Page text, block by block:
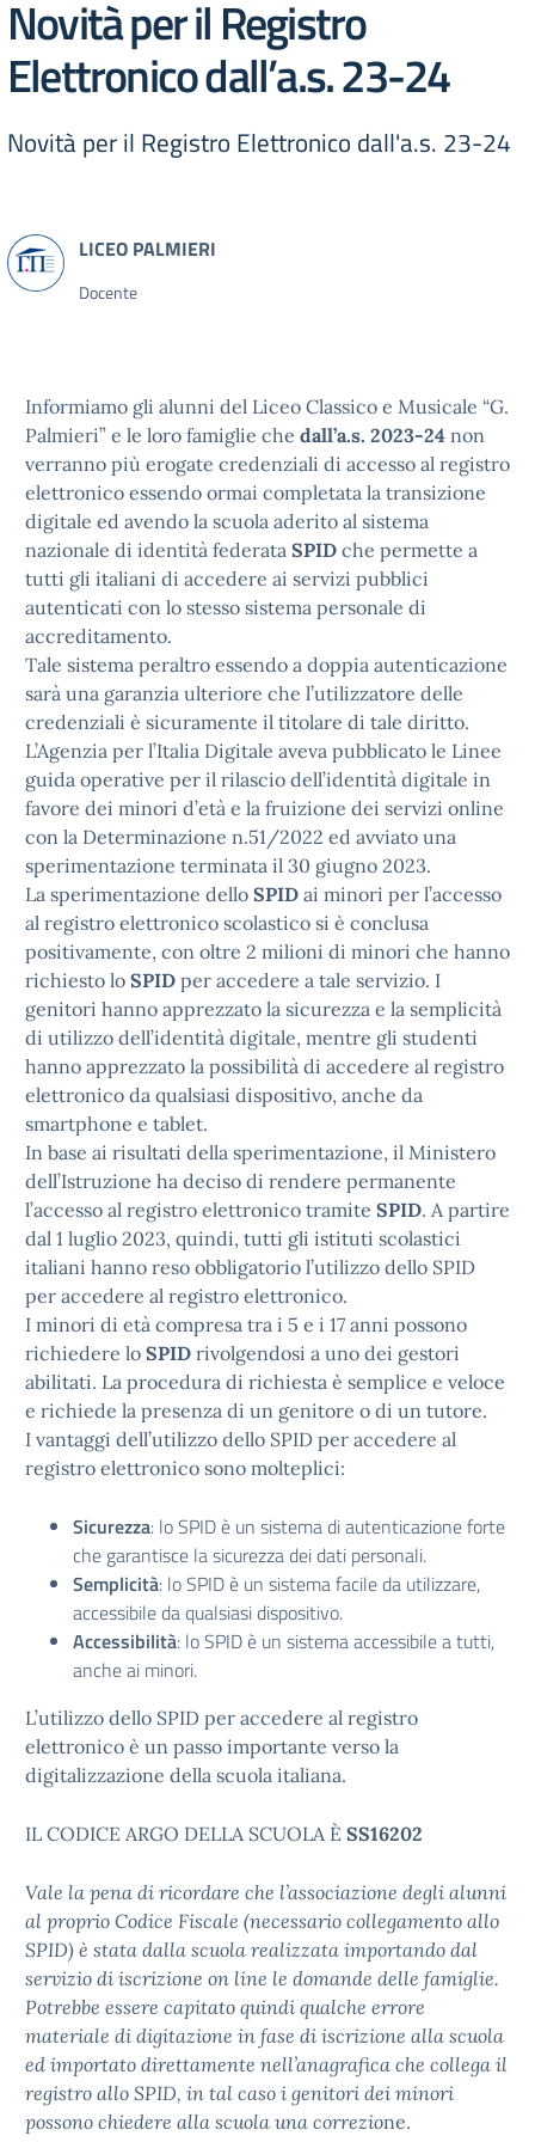
Novità per il Registro
Elettronico dall’a.s. 23-24
Novità per il Registro Elettronico dall'a.s. 23-24
Docente
Informiamo gli alunni del Liceo Classico e Musicale “G.
Palmieri” e le loro famiglie che dall’a.s. 2023-24 non
verranno più erogate credenziali di accesso al registro
elettronico essendo ormai completata la transizione
digitale ed avendo la scuola aderito al sistema
nazionale di identità federata SPID che permette a
tutti gli italiani di accedere ai servizi pubblici
autenticati con lo stesso sistema personale di
accreditamento.
Tale sistema peraltro essendo a doppia autenticazione
sarà una garanzia ulteriore che l’utilizzatore delle
credenziali è sicuramente il titolare di tale diritto.
L’Agenzia per l’Italia Digitale aveva pubblicato le Linee
guida operative per il rilascio dell’identità digitale in
favore dei minori d’età e la fruizione dei servizi online
con la Determinazione n.51/2022 ed avviato una
sperimentazione terminata il 30 giugno 2023.
La sperimentazione dello SPID ai minori per l’accesso
al registro elettronico scolastico si è conclusa
positivamente, con oltre 2 milioni di minori che hanno
richiesto lo SPID per accedere a tale servizio. I
genitori hanno apprezzato la sicurezza e la semplicità
di utilizzo dell’identità digitale, mentre gli studenti
hanno apprezzato la possibilità di accedere al registro
elettronico da qualsiasi dispositivo, anche da
smartphone e tablet.
In base ai risultati della sperimentazione, il Ministero
dell’Istruzione ha deciso di rendere permanente
l’accesso al registro elettronico tramite SPID. A partire
dal 1 luglio 2023, quindi, tutti gli istituti scolastici
italiani hanno reso obbligatorio l’utilizzo dello SPID
per accedere al registro elettronico.
I minori di età compresa tra i 5 e i 17 anni possono
richiedere lo SPID rivolgendosi a uno dei gestori
abilitati. La procedura di richiesta è semplice e veloce
e richiede la presenza di un genitore o di un tutore.
I vantaggi dell’utilizzo dello SPID per accedere al
registro elettronico sono molteplici:
Sicurezza: lo SPID è un sistema di autenticazione forte
che garantisce la sicurezza dei dati personali.
Semplicità: lo SPID è un sistema facile da utilizzare,
accessibile da qualsiasi dispositivo.
Accessibilità: lo SPID è un sistema accessibile a tutti,
anche ai minori.
L’utilizzo dello SPID per accedere al registro
elettronico è un passo importante verso la
digitalizzazione della scuola italiana.
IL CODICE ARGO DELLA SCUOLA È SS16202
Vale la pena di ricordare che l’associazione degli alunni
al proprio Codice Fiscale (necessario collegamento allo
SPID) è stata dalla scuola realizzata importando dal
servizio di iscrizione on line le domande delle famiglie.
Potrebbe essere capitato quindi qualche errore
materiale di digitazione in fase di iscrizione alla scuola
ed importato direttamente nell’anagrafica che collega il
registro allo SPID, in tal caso i genitori dei minori
possono chiedere alla scuola una correzione.